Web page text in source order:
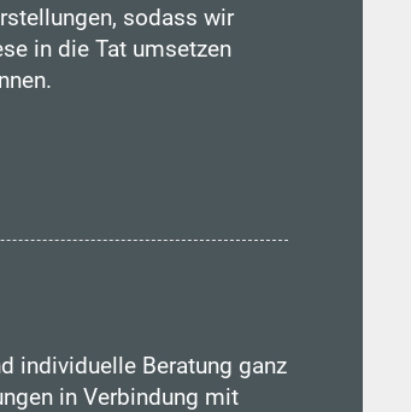
sodass wir
in die Tat umsetzen
individuelle Beratung ganz
in Verbindung mit